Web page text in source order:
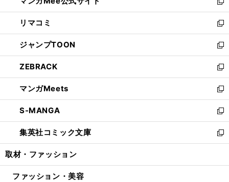
ウ
で
開
く
ィ
ン
ド
ウ
で
開
く
い
ウ
ィ
ン
ド
ウ
で
開
く
新
し
い
ウ
ィ
ン
ド
ウ
で
開
く
リマコミ
新
し
い
ウ
ィ
ン
ド
ウ
で
開
く
ジャンプTOON
新
し
い
ウ
ィ
ン
ド
ウ
で
開
ZEBRACK
新
し
い
ウ
ィ
ン
ド
ウ
開
マンガMeets
新
し
い
ウ
ィ
ン
ウ
S-MANGA
新
し
い
ウ
ン
集英社コミック文庫
新
し
ウ
取材・ファッション
ファッション・美容